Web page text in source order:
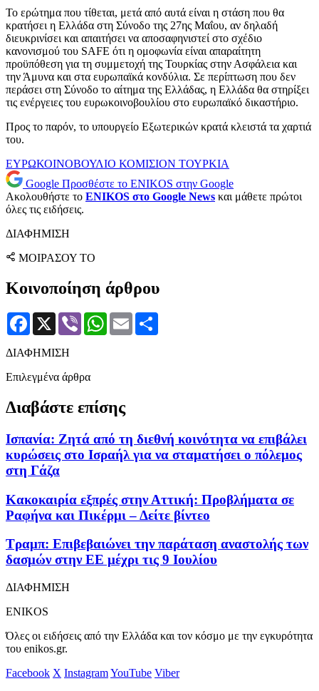
Το ερώτημα που τίθεται, μετά από αυτά είναι η στάση που θα
κρατήσει η Ελλάδα στη Σύνοδο της 27ης Μαΐου, αν δηλαδή
διευκρινίσει και απαιτήσει να αποσαφηνιστεί στο σχέδιο
κανονισμού του SAFE ότι η ομοφωνία είναι απαραίτητη
προϋπόθεση για τη συμμετοχή της Τουρκίας στην Ασφάλεια και
την Άμυνα και στα ευρωπαϊκά κονδύλια. Σε περίπτωση που δεν
περάσει στη Σύνοδο το αίτημα της Ελλάδας, η Ελλάδα θα στηρίξει
τις ενέργειες του ευρωκοινοβουλίου στο ευρωπαϊκό δικαστήριο.
Προς το παρόν, το υπουργείο Εξωτερικών κρατά κλειστά τα χαρτιά
του.
ΕΥΡΩΚΟΙΝΟΒΟΥΛΙΟ ΚΟΜΙΣΙΟΝ ΤΟΥΡΚΙΑ
Google Προσθέστε το ENIKOS στην Google
Ακολουθήστε το ENIKOS στο Google News και μάθετε πρώτοι
όλες τις ειδήσεις.
ΔΙΑΦΗΜΙΣΗ
ΜΟΙΡΑΣΟΥ ΤΟ
Κοινοποίηση άρθρου
Facebook
X Viber WhatsApp
Email
ΔΙΑΦΗΜΙΣΗ
Επιλεγμένα άρθρα
Διαβάστε επίσης
Ισπανία: Ζητά από τη διεθνή κοινότητα να επιβάλει
κυρώσεις στο Ισραήλ για να σταματήσει ο πόλεμος
στη Γάζα
Κακοκαιρία εξπρές στην Αττική: Προβλήματα σε
Ραφήνα και Πικέρμι – Δείτε βίντεο
Τραμπ: Επιβεβαιώνει την παράταση αναστολής των
δασμών στην ΕΕ μέχρι τις 9 Ιουλίου
ΔΙΑΦΗΜΙΣΗ
ENIKOS
Όλες οι ειδήσεις από την Ελλάδα και τον κόσμο με την εγκυρότητα
του enikos.gr.
Facebook X InstagramYouTube Viber